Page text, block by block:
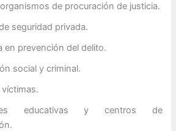
de procuración de justicia.
seguridad privada.
en prevención del delito.
social y criminal.
educativas y centros de